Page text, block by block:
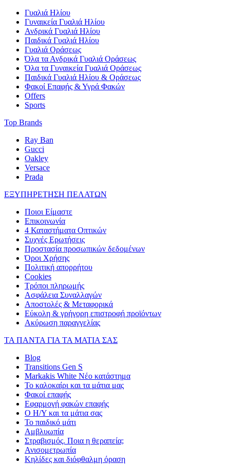
Γυαλιά Ηλίου
Γυναικεία Γυαλιά Ηλίου
Ανδρικά Γυαλιά Ηλίου
Παιδικά Γυαλιά Ηλίου
Γυαλιά Οράσεως
Όλα τα Ανδρικά Γυαλιά Οράσεως
Όλα τα Γυναικεία Γυαλιά Οράσεως
Παιδικά Γυαλιά Ηλίου & Οράσεως
Φακοί Επαφής & Υγρά Φακών
Offers
Sports
Top Brands
Ray Ban
Gucci
Oakley
Versace
Prada
ΕΞΥΠΗΡΕΤΗΣΗ ΠΕΛΑΤΩΝ
Ποιοι Είμαστε
Επικοινωνία
4 Καταστήματα Οπτικών
Συχνές Ερωτήσεις
Προστασία προσωπικών δεδομένων
Όροι Χρήσης
Πολιτική απορρήτου
Cookies
Τρόποι πληρωμής
Ασφάλεια Συναλλαγών
Αποστολές & Μεταφορικά
Εύκολη & γρήγορη επιστροφή προϊόντων
Ακύρωση παραγγελίας
ΤΑ ΠΑΝΤΑ ΓΙΑ ΤΑ ΜΑΤΙΑ ΣΑΣ
Blog
Transitions Gen S
Markakis White Νέο κατάστημα
Το καλοκαίρι και τα μάτια μας
Φακοί επαφής
Εφαρμογή φακών επαφής
Ο Η/Υ και τα μάτια σας
Το παιδικό μάτι
Αμβλυωπία
Στραβισμός. Ποια η θεραπεία;
Ανισομετρωπία
Κηλίδες και διόφθαλμη όραση